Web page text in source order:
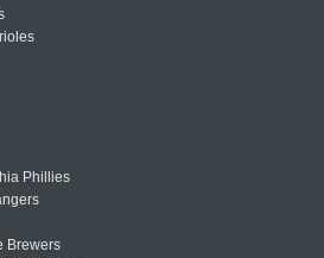
Phillies
Brewers